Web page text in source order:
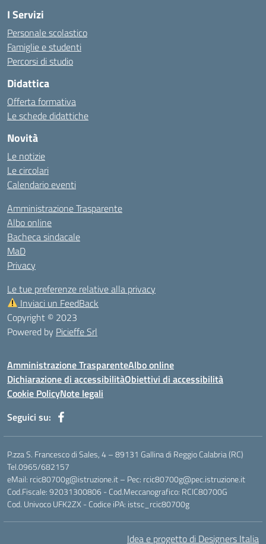
I Servizi
Personale scolastico
Famiglie e studenti
Percorsi di studio
Didattica
Offerta formativa
Le schede didattiche
Novità
Le notizie
Le circolari
Calendario eventi
Amministrazione Trasparente
Albo online
Bacheca sindacale
MaD
Privacy
Le tue preferenze relative alla privacy
Inviaci un FeedBack
Copyright © 2023
Powered by Picieffe Srl
Amministrazione TrasparenteAlbo online
Dichiarazione di accessibilitàObiettivi di accessibilità
Cookie PolicyNote legali
Seguici su:
P.zza S. Francesco di Sales, 4 – 89131 Gallina di Reggio Calabria (RC)
Tel.0965/682157
eMail: rcic80700g@istruzione.it – Pec: rcic80700g@pec.istruzione.it
Cod.Fiscale: 92031300806 - Cod.Meccanografico: RCIC80700G
Cod. Univoco UFK2ZX - Codice iPA: istsc_rcic80700g
Idea e progetto di Designers Italia